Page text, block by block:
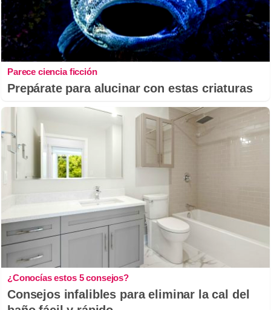
Parece ciencia ficción
Prepárate para alucinar con estas criaturas
¿Conocías estos 5 consejos?
Consejos infalibles para eliminar la cal del